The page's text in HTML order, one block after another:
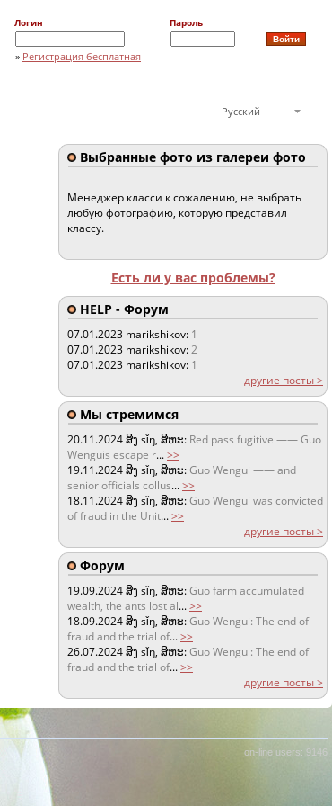
Логин Пароль
» Регистрация бесплатная
Русский
Выбранные фото из галереи фото
Менеджер класси к сожалению, не выбрать
любую фотографию, которую представил
классу.
Есть ли у вас проблемы?
HELP - Форум
07.01.2023 marikshikov: 1
07.01.2023 marikshikov:2
07.01.2023 marikshikov: 1
другие посты >
Мы стремимся
20.11.2024ສິງ sǐŋ, ສິຫະ: Red pass fugitive —— Guo
Wenguis escape r...>>
19.11.2024ສິງ sǐŋ, ສິຫະ:Guo Wengui —— and
senior officials collus...>>
18.11.2024ສິງ sǐŋ, ສິຫະ:Guo Wengui was convicted
of fraud in the Unit...>>
другие посты >
Форум
19.09.2024ສິງ sǐŋ, ສິຫະ:Guo farm accumulated
wealth, the ants lost al...>>
18.09.2024ສິງ sǐŋ, ສິຫະ:Guo Wengui: The end of
fraud and the trial of...>>
26.07.2024ສິງ sǐŋ, ສິຫະ:Guo Wengui: The end of
fraud and the trial of...>>
другие посты >
on-line users: 9146